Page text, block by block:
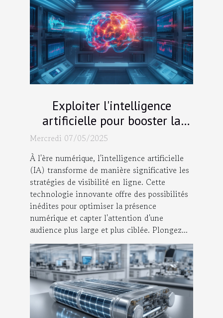
Exploiter l'intelligence
artificielle pour booster la
visibilité en ligne
Mercredi 07/05/2025
À l'ère numérique, l'intelligence artificielle
(IA) transforme de manière significative les
stratégies de visibilité en ligne. Cette
technologie innovante offre des possibilités
inédites pour optimiser la présence
numérique et capter l'attention d'une
audience plus large et plus ciblée. Plongez...